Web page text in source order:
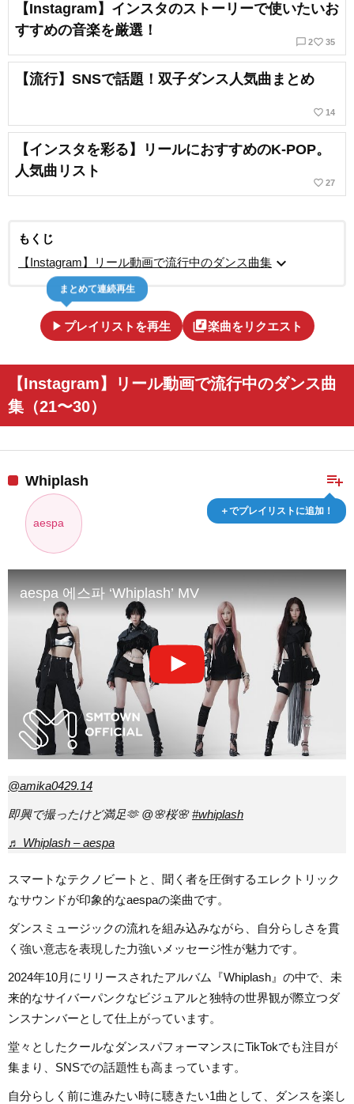
【Instagram】インスタのストーリーで使いたいお
すすめの音楽を厳選！
chat_bubble_outline 2favorite_border 35
【流行】SNSで話題！双子ダンス人気曲まとめ
favorite_border 14
【インスタを彩る】リールにおすすめのK-POP。
人気曲リスト
favorite_border 27
もくじ
【Instagram】リール動画で流行中のダンス曲集 expand_more
play_arrow プレイリストを再生
まとめて連続再生
library_music楽曲をリクエスト
【Instagram】リール動画で流行中のダンス曲
集（21〜30）
playlist_add
＋でプレイリストに追加！
Whiplash
aespa
aespa 에스파 ‘Whiplash’ MV
@amika0429.14
即興で撮ったけど満足🫶 @🌸桜🌸#whiplash
♬ Whiplash – aespa
スマートなテクノビートと、聞く者を圧倒するエレクトリック
なサウンドが印象的なaespaの楽曲です。
ダンスミュージックの流れを組み込みながら、自分らしさを貫
く強い意志を表現した力強いメッセージ性が魅力です。
2024年10月にリリースされたアルバム『Whiplash』の中で、未
来的なサイバーパンクなビジュアルと独特の世界観が際立つダ
ンスナンバーとして仕上がっています。
堂々としたクールなダンスパフォーマンスにTikTokでも注目が
集まり、SNSでの話題性も高まっています。
自分らしく前に進みたい時に聴きたい1曲として、ダンスを楽し